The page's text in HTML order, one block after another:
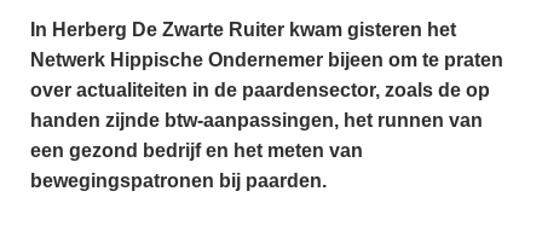
In Herberg De Zwarte Ruiter kwam gisteren het
Netwerk Hippische Ondernemer bijeen om te praten
over actualiteiten in de paardensector, zoals de op
handen zijnde btw-aanpassingen, het runnen van
een gezond bedrijf en het meten van
bewegingspatronen bij paarden.